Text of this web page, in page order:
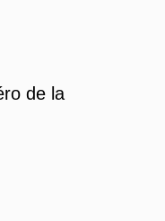
de la